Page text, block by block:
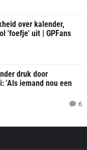
over kalender,
'foefje' uit | GPFans
druk door
'Als iemand nou een
6